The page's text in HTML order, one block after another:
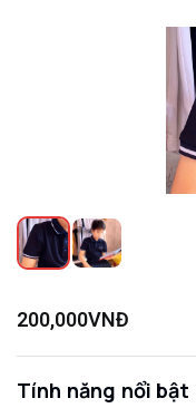
200,000VNĐ
Tính năng nổi bật